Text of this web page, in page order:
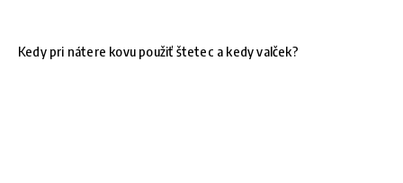
Kedy pri nátere kovu použiť štetec a kedy valček?